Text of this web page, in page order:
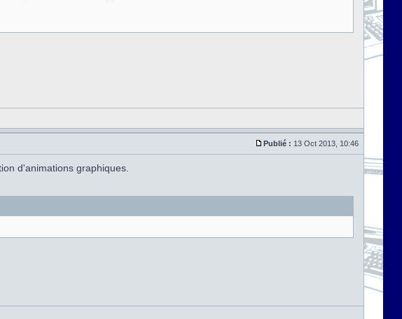
Publié : 13 Oct 2013, 10:46
d'animations graphiques.